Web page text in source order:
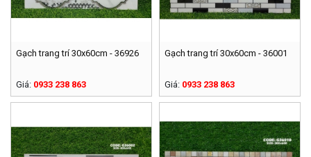
Gạch trang trí 30x60cm - 36926
Giá: 0933 238 863
Gạch trang trí 30x60cm - 36001
Giá: 0933 238 863